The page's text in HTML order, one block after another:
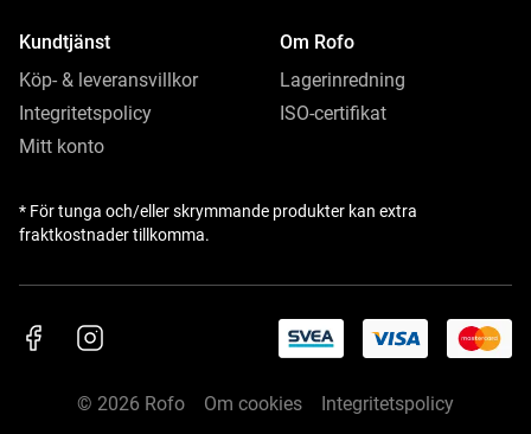
Kundtjänst
Köp- & leveransvillkor
Integritetspolicy
Mitt konto
Om Rofo
Lagerinredning
ISO-certifikat
* För tunga och/eller skrymmande produkter kan extra
fraktkostnader tillkomma.
© 2026 Rofo Om cookies Integritetspolicy